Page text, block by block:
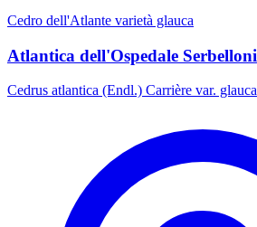
Cedro dell'Atlante varietà glauca
Atlantica dell'Ospedale Serbelloni
Cedrus atlantica (Endl.) Carrière var. glauca